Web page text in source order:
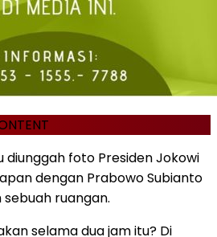
diunggah foto Presiden Jokowi
dengan Prabowo Subianto
ruangan.
selama dua jam itu? Di